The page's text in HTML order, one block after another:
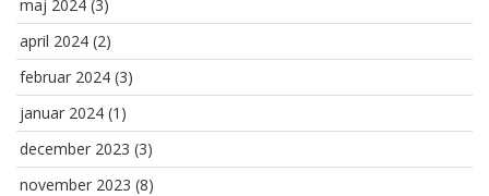
maj 2024 (3)
april 2024 (2)
februar 2024 (3)
januar 2024 (1)
december 2023 (3)
november 2023 (8)